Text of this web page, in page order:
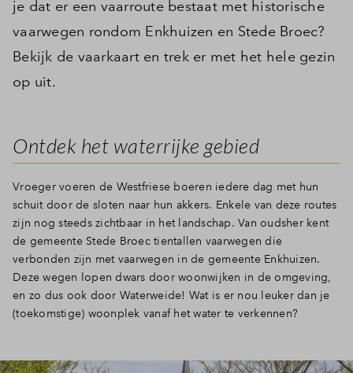
je dat er een vaarroute bestaat met historische
vaarwegen rondom Enkhuizen en Stede Broec?
Bekijk de vaarkaart en trek er met het hele gezin
op uit.
Ontdek het waterrijke gebied
Vroeger voeren de Westfriese boeren iedere dag met hun
schuit door de sloten naar hun akkers. Enkele van deze routes
zijn nog steeds zichtbaar in het landschap. Van oudsher kent
de gemeente Stede Broec tientallen vaarwegen die
verbonden zijn met vaarwegen in de gemeente Enkhuizen.
Deze wegen lopen dwars door woonwijken in de omgeving,
en zo dus ook door Waterweide! Wat is er nou leuker dan je
(toekomstige) woonplek vanaf het water te verkennen?